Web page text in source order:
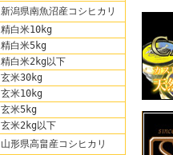
新潟県南魚沼産コシヒカリ
精白米10kg
精白米5kg
精白米2kg以下
玄米30kg
玄米10kg
玄米5kg
玄米2kg以下
山形県高畠産コシヒカリ